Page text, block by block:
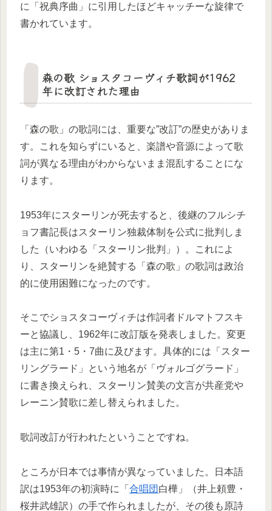
に「祝典序曲」に引用したほどキャッチーな旋律で
書かれています。
森の歌 ショスタコーヴィチ歌詞が1962
年に改訂された理由
「森の歌」の歌詞には、重要な”改訂”の歴史がありま
す。これを知らずにいると、楽譜や音源によって歌
詞が異なる理由がわからないまま混乱することにな
ります。
1953年にスターリンが死去すると、後継のフルシチ
ョフ書記長はスターリン独裁体制を公式に批判しま
した（いわゆる「スターリン批判」）。これによ
り、スターリンを絶賛する「森の歌」の歌詞は政治
的に使用困難になったのです。
そこでショスタコーヴィチは作詞者ドルマトフスキ
ーと協議し、1962年に改訂版を発表しました。変更
は主に第1・5・7曲に及びます。具体的には「スター
リングラード」という地名が「ヴォルゴグラード」
に書き換えられ、スターリン賛美の文言が共産党や
レーニン賛歌に差し替えられました。
歌詞改訂が行われたということですね。
ところが日本では事情が異なっていました。日本語
訳は1953年の初演時に「 合唱団 白樺」（井上頼豊・
桜井武雄訳）の手で作られましたが、その後も原詩